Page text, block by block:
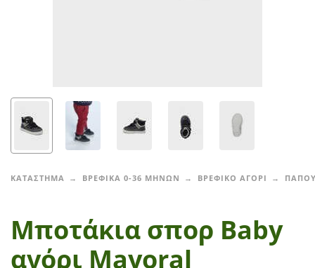
ΚΑΤΑΣΤΗΜΑ ΒΡΕΦΙΚΑ 0-36 ΜΗΝΩΝ ΒΡΕΦΙΚΟ ΑΓΟΡΙ
Μποτάκια σπορ Baby
αγόρι Mayoral